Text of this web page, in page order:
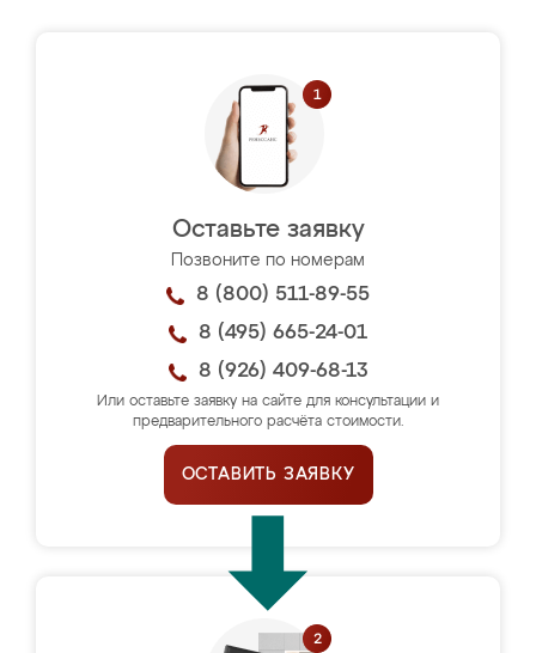
Оставьте заявку
Позвоните по номерам
8 (800) 511-89-55
8 (495) 665-24-01
8 (926) 409-68-13
Или оставьте заявку на сайте для консультации и
предварительного расчёта стоимости.
ОСТАВИТЬ ЗАЯВКУ